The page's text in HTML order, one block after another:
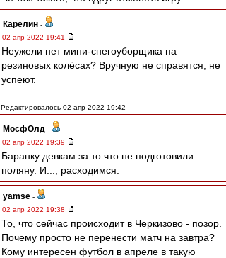
Карелин -
02 апр 2022 19:41
Неужели нет мини-снегоуборщика на
резиновых колёсах? Вручную не справятся, не
успеют.
Редактировалось 02 апр 2022 19:42
МосфОлд -
02 апр 2022 19:39
Баранку девкам за то что не подготовили
поляну. И..., расходимся.
yamse -
02 апр 2022 19:38
То, что сейчас происходит в Черкизово - позор.
Почему просто не перенести матч на завтра?
Кому интересен футбол в апреле в такую